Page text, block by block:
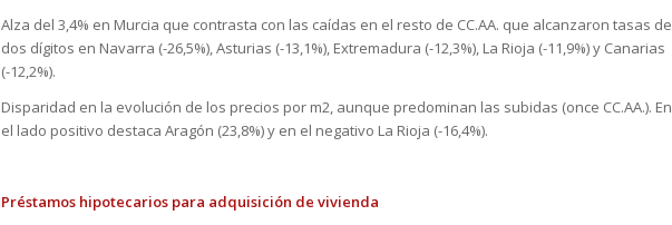
Alza del 3,4% en Murcia que contrasta con las caídas en el resto de CC.AA. que alcanzaron tasas de
dos dígitos en Navarra (-26,5%), Asturias (-13,1%), Extremadura (-12,3%), La Rioja (-11,9%) y Canarias
(-12,2%).
Disparidad en la evolución de los precios por m2, aunque predominan las subidas (once CC.AA.). En
el lado positivo destaca Aragón (23,8%) y en el negativo La Rioja (-16,4%).
Préstamos hipotecarios para adquisición de vivienda